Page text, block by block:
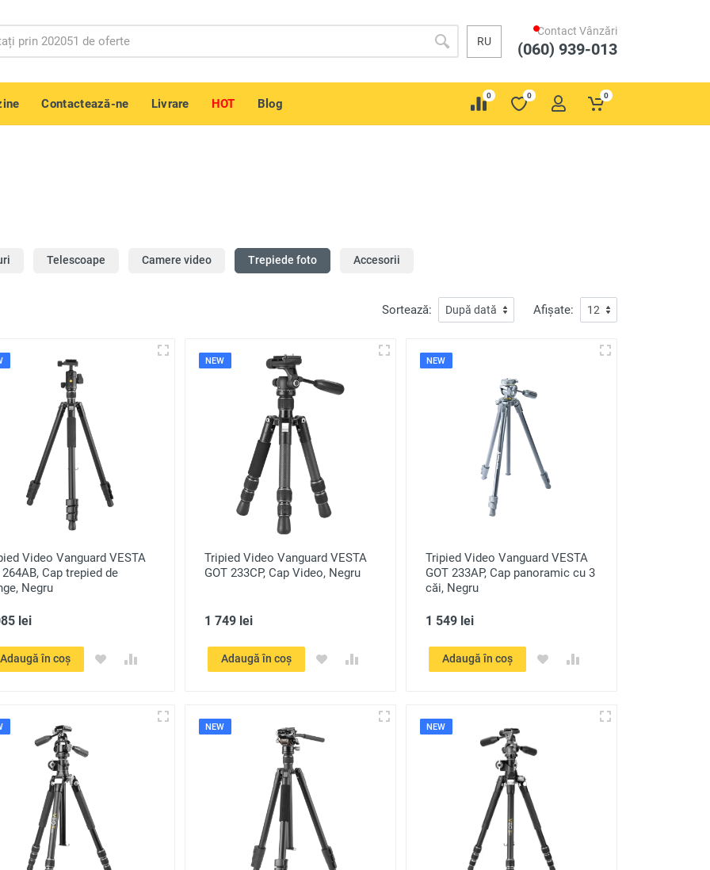
RU
Contact Vânzări
(060) 939-013
Contactează-ne Livrare HOT Blog
0 0 0
Telescoape Camere video Trepiede foto Accesorii
Sortează: Afișate:
Video Vanguard VESTA
264AB, Cap trepied de
Negru
lei
Adaugă în coș
NEW
Tripied Video Vanguard VESTA
GOT 233CP, Cap Video, Negru
1 749 lei
Adaugă în coș
NEW
Tripied Video Vanguard VESTA
GOT 233AP, Cap panoramic cu 3
căi, Negru
1 549 lei
Adaugă în coș
NEW NEW